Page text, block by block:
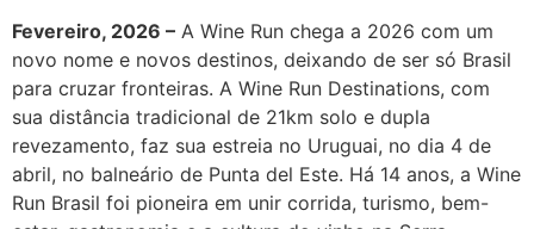
Fevereiro, 2026 – A Wine Run chega a 2026 com um
novo nome e novos destinos, deixando de ser só Brasil
para cruzar fronteiras. A Wine Run Destinations, com
sua distância tradicional de 21km solo e dupla
revezamento, faz sua estreia no Uruguai, no dia 4 de
abril, no balneário de Punta del Este. Há 14 anos, a Wine
Run Brasil foi pioneira em unir corrida, turismo, bem-